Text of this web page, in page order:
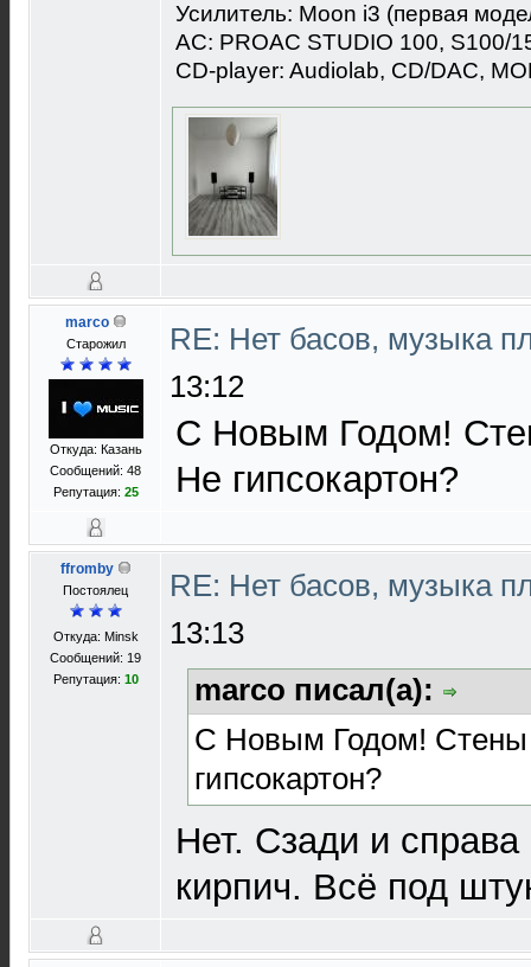
Усилитель: Moon i3 (первая
AC: PROAC STUDIO 100, S100/
CD-player: Audiolab, CD/DAC,
marco
Старожил
Откуда: Казань
Сообщений: 48
Репутация: 25
RE: Нет басов, музыка
13:12
С Новым Годом!
Не гипсокартон?
ffromby
Постоялец
Откуда: Minsk
Сообщений: 19
Репутация: 10
RE: Нет басов, музыка
13:13
marco писал(а):
С Новым Годом! Стены
гипсокартон?
Нет. Сзади и справа
кирпич. Всё под